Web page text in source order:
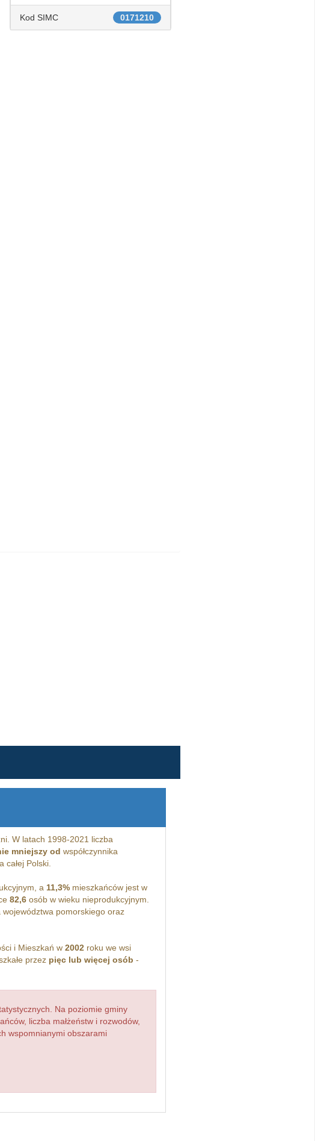
0171210
Kod SIMC
W latach 1998-2021 liczba
mniejszy od współczynnika
całej Polski.
a 11,3%mieszkańców jest w
82,6osób w wieku nieprodukcyjnym.
województwa pomorskiego oraz
i Mieszkań w 2002roku we wsi
przez pięc lub więcej osób -
Na poziomie gminy
liczba małżeństw i rozwodów,
wspomnianymi obszarami